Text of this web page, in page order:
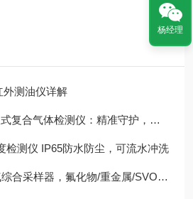
外测油仪详解
体检测仪：精准守护，便捷赋能多行业安全
检测仪 IP65防水防尘，可流水冲洗
样器，氟化物/重金属/SVOCs采样好助手
杨经理